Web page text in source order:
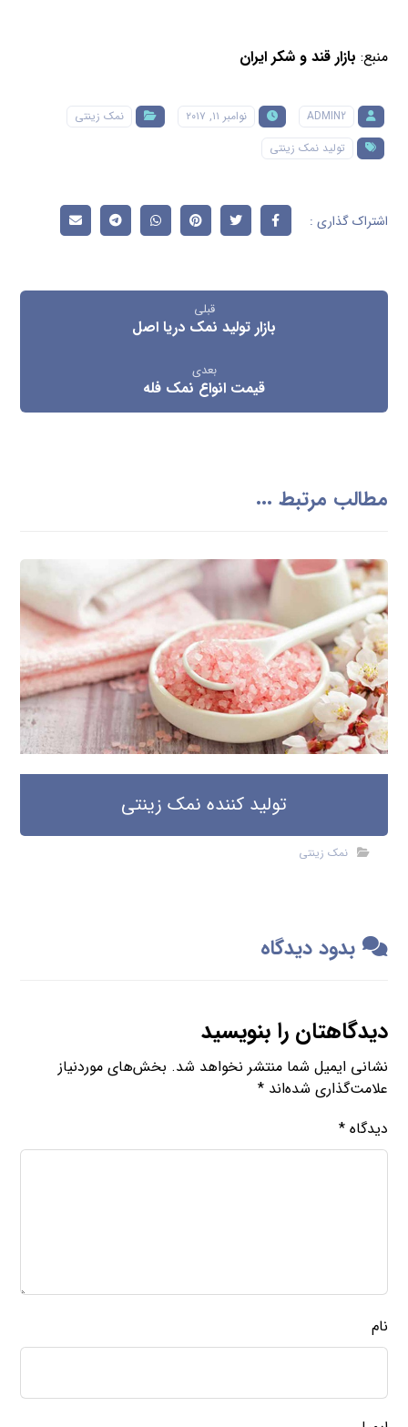
منبع: بازار قند و شکر ایران
ADMIN2 نوامبر ۱۱, ۲۰۱۷
نمک زینتی
تولید نمک زینتی
قبلی
بازار تولید نمک دریا اصل
بعدی
قیمت انواع نمک فله
مطالب مرتبط ...
تولید کننده نمک زینتی
نمک زینتی
بدود دیدگاه
دیدگاهتان را بنویسید
نشانی ایمیل شما منتشر نخواهد شد. بخش‌های موردنیاز
علامت‌گذاری شده‌اند*
دیدگاه*
نام